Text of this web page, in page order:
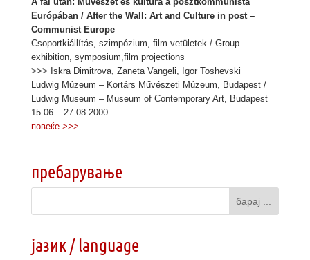
Európában / After the Wall: Art and Culture in post –
Communist Europe
Csoportkiállítás, szimpózium, film vetületek / Group
exhibition, symposium,film projections
>>> Iskra Dimitrova, Zaneta Vangeli, Igor Toshevski
Ludwig Múzeum – Kortárs Művészeti Múzeum, Budapest /
Ludwig Museum – Museum of Contemporary Art, Budapest
15.06 – 27.08.2000
повеќе >>>
пребарување
јазик / language